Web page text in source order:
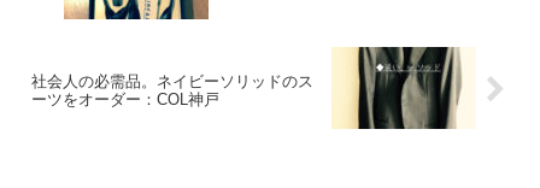
社会人の必需品。ネイビーソリッドのス
ーツをオーダー：COL神戸